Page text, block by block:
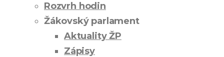
Rozvrh hodin
Žákovský parlament
Aktuality ŽP
Zápisy